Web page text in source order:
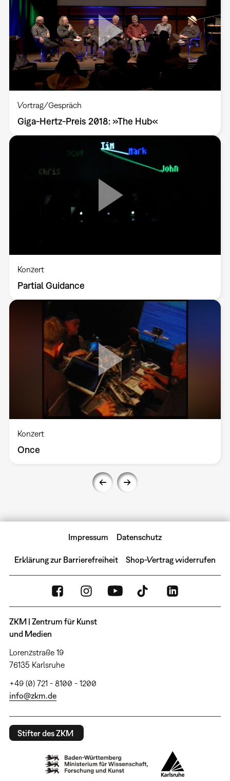
Vortrag/Gespräch
Giga-Hertz-Preis 2018: »The Hub«
Konzert
Partial Guidance
Konzert
Once
Impressum Datenschutz
Erklärung zur Barrierefreiheit Shop-Vertrag widerrufen
ZKM | Zentrum für Kunst
und Medien
Lorenzstraße 19
76135 Karlsruhe
+49 (0) 721 - 8100 - 1200
info@zkm.de
Stifter des ZKM